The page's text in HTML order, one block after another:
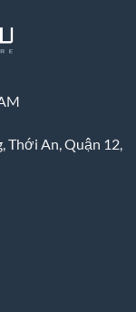
Thới An, Quận 12,